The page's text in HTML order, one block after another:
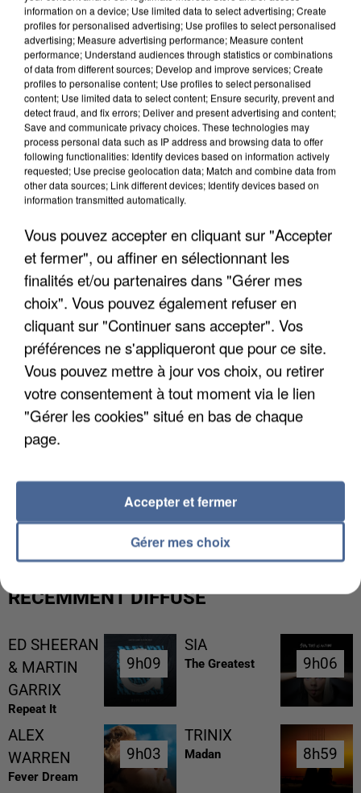
APRÈS TOUTES CES CANICULES, LES REFUGES
DE FAUNE SAUVAGE SONT...
L’UN DES FONDATEURS SUPPOSÉS DE LA DZ
MAFIA INTERPELLÉ EN ALGÉRIE
RÉCEMMENT DIFFUSÉ
ED SHEERAN
& MARTIN
GARRIX
Repeat It
9h09
9h09
SIA
The Greatest 9h06
9h06
ALEX
WARREN
Fever Dream
9h03
9h03
TRINIX
Madan 8h59
8h59
information on a device; Use limited data to select advertising; Create
profiles for personalised advertising; Use profiles to select personalised
advertising; Measure advertising performance; Measure content
performance; Understand audiences through statistics or combinations
of data from different sources; Develop and improve services; Create
profiles to personalise content; Use profiles to select personalised
content; Use limited data to select content; Ensure security, prevent and
detect fraud, and fix errors; Deliver and present advertising and content;
Save and communicate privacy choices. These technologies may
process personal data such as IP address and browsing data to offer
following functionalities: Identify devices based on information actively
requested; Use precise geolocation data; Match and combine data from
other data sources; Link different devices; Identify devices based on
information transmitted automatically.
Vous pouvez accepter en cliquant sur "Accepter
et fermer", ou affiner en sélectionnant les
finalités et/ou partenaires dans "Gérer mes
choix". Vous pouvez également refuser en
cliquant sur "Continuer sans accepter". Vos
préférences ne s'appliqueront que pour ce site.
Vous pouvez mettre à jour vos choix, ou retirer
votre consentement à tout moment via le lien
"Gérer les cookies" situé en bas de chaque
page.
Gérer mes choix
Accepter et fermer